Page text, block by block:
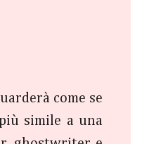
come se
simile a una